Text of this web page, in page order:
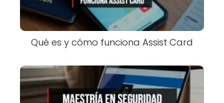
Qué es y cómo funciona Assist Card